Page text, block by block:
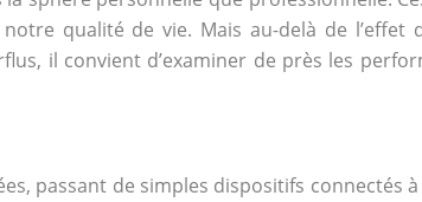
qualité de vie. Mais au-delà de l’effet
il convient d’examiner de près les
passant de simples dispositifs connectés